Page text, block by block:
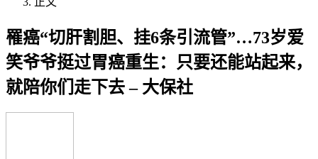
罹癌“切肝割胆、挂6条引流管”…73岁爱
笑爷爷挺过胃癌重生：只要还能站起来，
就陪你们走下去 – 大保社